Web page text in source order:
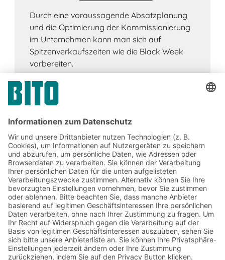
Durch eine voraussagende Absatzplanung
und die Optimierung der Kommissionierung
im Unternehmen kann man sich auf
Spitzenverkaufszeiten wie die Black Week
vorbereiten.
Jetzt beim BITO Newsletter
anmelden:
Lager- & Logistiknews
Exklusive Rabatte
Neuheiten
Newsletter abonnieren